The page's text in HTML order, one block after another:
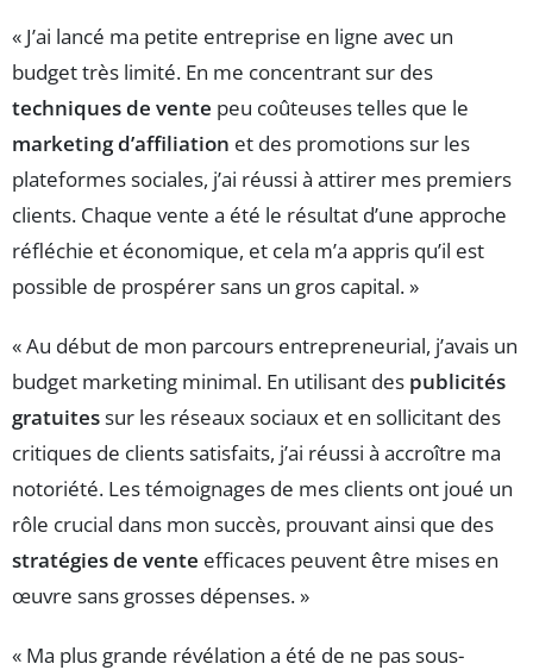
« J’ai lancé ma petite entreprise en ligne avec un
budget très limité. En me concentrant sur des
techniques de vente peu coûteuses telles que le
marketing d’affiliation et des promotions sur les
plateformes sociales, j’ai réussi à attirer mes premiers
clients. Chaque vente a été le résultat d’une approche
réfléchie et économique, et cela m’a appris qu’il est
possible de prospérer sans un gros capital. »
« Au début de mon parcours entrepreneurial, j’avais un
budget marketing minimal. En utilisant des publicités
gratuitessur les réseaux sociaux et en sollicitant des
critiques de clients satisfaits, j’ai réussi à accroître ma
notoriété. Les témoignages de mes clients ont joué un
rôle crucial dans mon succès, prouvant ainsi que des
stratégies de vente efficaces peuvent être mises en
œuvre sans grosses dépenses. »
« Ma plus grande révélation a été de ne pas sous-